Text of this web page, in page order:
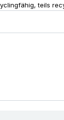
teils